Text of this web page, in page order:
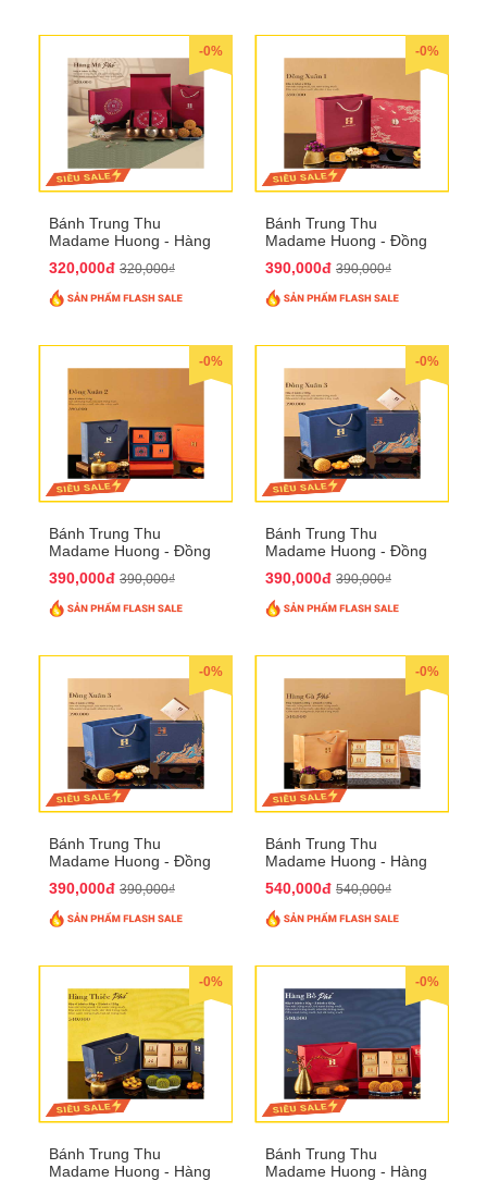
-0%
Bánh Trung Thu
Madame Huong - Hàng
320,000đ 320,000₫
-0%
Bánh Trung Thu
Madame Huong - Đồng
390,000đ 390,000₫
-0%
Bánh Trung Thu
Madame Huong - Đồng
390,000đ 390,000₫
-0%
Bánh Trung Thu
Madame Huong - Đồng
390,000đ 390,000₫
-0%
Bánh Trung Thu
Madame Huong - Đồng
390,000đ 390,000₫
-0%
Bánh Trung Thu
Madame Huong - Hàng
540,000đ 540,000₫
-0%
Bánh Trung Thu
Madame Huong - Hàng
-0%
Bánh Trung Thu
Madame Huong - Hàng